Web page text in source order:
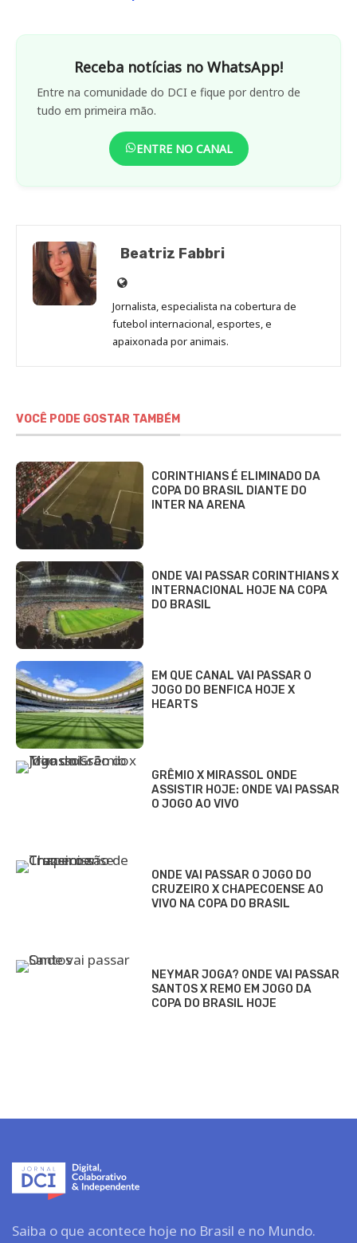
Receba notícias no WhatsApp!
Entre na comunidade do DCI e fique por dentro de
tudo em primeira mão.
ENTRE NO CANAL
Beatriz Fabbri
Site
de
Beatriz
Fabbri
Jornalista, especialista na cobertura de
futebol internacional, esportes, e
apaixonada por animais.
VOCÊ PODE GOSTAR TAMBÉM
CORINTHIANS É ELIMINADO DA
COPA DO BRASIL DIANTE DO
INTER NA ARENA
ONDE VAI PASSAR CORINTHIANS X
INTERNACIONAL HOJE NA COPA
DO BRASIL
EM QUE CANAL VAI PASSAR O
JOGO DO BENFICA HOJE X
HEARTS
GRÊMIO X MIRASSOL ONDE
ASSISTIR HOJE: ONDE VAI PASSAR
O JOGO AO VIVO
ONDE VAI PASSAR O JOGO DO
CRUZEIRO X CHAPECOENSE AO
VIVO NA COPA DO BRASIL
NEYMAR JOGA? ONDE VAI PASSAR
SANTOS X REMO EM JOGO DA
COPA DO BRASIL HOJE
Saiba o que acontece hoje no Brasil e no Mundo.